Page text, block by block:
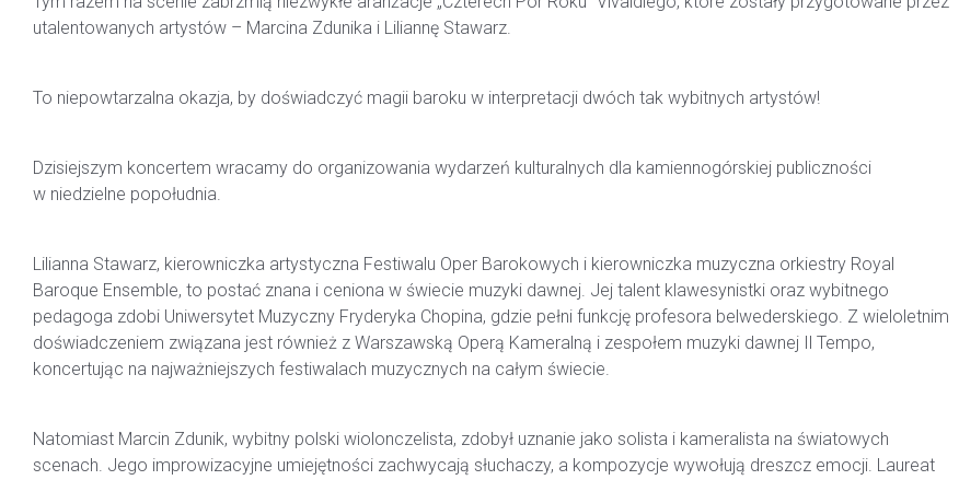
utalentowanych artystów – Marcina Zdunika i Liliannę Stawarz.
To niepowtarzalna okazja, by doświadczyć magii baroku w interpretacji dwóch tak wybitnych artystów!
Dzisiejszym koncertem wracamy do organizowania wydarzeń kulturalnych dla kamiennogórskiej publiczności
w niedzielne popołudnia.
Lilianna Stawarz, kierowniczka artystyczna Festiwalu Oper Barokowych i kierowniczka muzyczna orkiestry Royal
Baroque Ensemble, to postać znana i ceniona w świecie muzyki dawnej. Jej talent klawesynistki oraz wybitnego
pedagoga zdobi Uniwersytet Muzyczny Fryderyka Chopina, gdzie pełni funkcję profesora belwederskiego. Z wieloletnim
doświadczeniem związana jest również z Warszawską Operą Kameralną i zespołem muzyki dawnej Il Tempo,
koncertując na najważniejszych festiwalach muzycznych na całym świecie.
Natomiast Marcin Zdunik, wybitny polski wiolonczelista, zdobył uznanie jako solista i kameralista na światowych
scenach. Jego improwizacyjne umiejętności zachwycają słuchaczy, a kompozycje wywołują dreszcz emocji. Laureat